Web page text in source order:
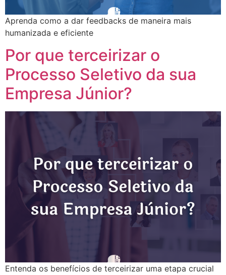
Aprenda como a dar feedbacks de maneira mais
humanizada e eficiente
Por que terceirizar o
Processo Seletivo da sua
Empresa Júnior?
Entenda os benefícios de terceirizar uma etapa crucial